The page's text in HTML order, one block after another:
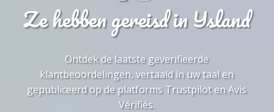
Ze hebben gereisd in IJsland
Ontdek de laatste geverifieerde
klantbeoordelingen, vertaald in uw taal en
gepubliceerd op de platforms Trustpilot en Avis
Vérifiés.